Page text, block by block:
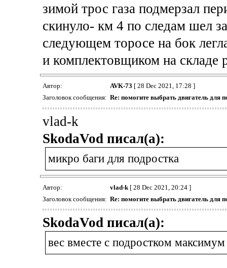
зимой трос газа подмерзал
скинуло- км 4 по следам шел
следующем торосе на бок
и комплектовщиком на складе
Автор: AVK-73 [ 28 Dec 2021, 17:28 ]
Заголовок сообщения: Re: помогите выбрать двигатель для
vlad-k
SkodaVod писал(а):
микро баги для подростка
Автор: vlad-k[ 28 Dec 2021, 20:24 ]
Заголовок сообщения: Re: помогите выбрать двигатель для
SkodaVod писал(а):
вес вместе с подростком максимум